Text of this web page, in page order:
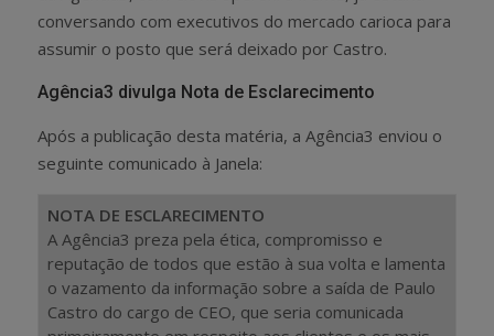
conversando com executivos do mercado carioca para
assumir o posto que será deixado por Castro.
Agência3 divulga Nota de Esclarecimento
Após a publicação desta matéria, a Agência3 enviou o
seguinte comunicado à Janela:
NOTA DE ESCLARECIMENTO
A Agência3 preza pela ética, compromisso e
reputação de todos que estão à sua volta e lamenta
o vazamento da informação sobre a saída de Paulo
Castro do cargo de CEO, que seria comunicada